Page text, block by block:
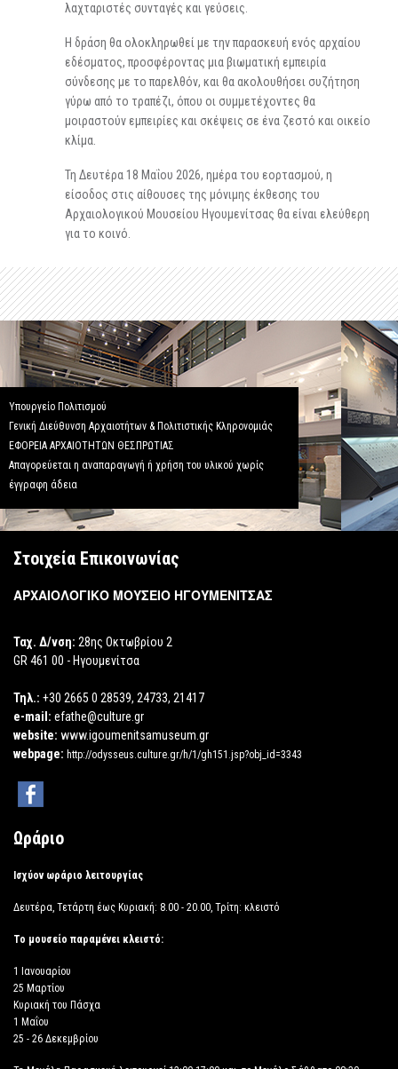
λαχταριστές συνταγές και γεύσεις.
Η δράση θα ολοκληρωθεί με την παρασκευή ενός αρχαίου
εδέσματος, προσφέροντας μια βιωματική εμπειρία
σύνδεσης με το παρελθόν, και θα ακολουθήσει συζήτηση
γύρω από το τραπέζι, όπου οι συμμετέχοντες θα
μοιραστούν εμπειρίες και σκέψεις σε ένα ζεστό και οικείο
κλίμα.
Τη Δευτέρα 18 Μαΐου 2026, ημέρα του εορτασμού, η
είσοδος στις αίθουσες της μόνιμης έκθεσης του
Αρχαιολογικού Μουσείου Ηγουμενίτσας θα είναι ελεύθερη
για το κοινό.
Υπουργείο Πολιτισμού
Γενική Διεύθυνση Αρχαιοτήτων & Πολιτιστικής Κληρονομιάς
ΕΦΟΡΕΙΑ ΑΡΧΑΙΟΤΗΤΩΝ ΘΕΣΠΡΩΤΙΑΣ
Απαγορεύεται η αναπαραγωγή ή χρήση του υλικού χωρίς
έγγραφη άδεια
Στοιχεία Επικοινωνίας
ΑΡΧΑΙΟΛΟΓΙΚΟ ΜΟΥΣΕΙΟ ΗΓΟΥΜΕΝΙΤΣΑΣ
Ταχ. Δ/νση: 28ης Οκτωβρίου 2
GR 461 00 - Ηγουμενίτσα
Τηλ.: +30 2665 0 28539, 24733, 21417
e-mail: efathe@culture.gr
website: www.igoumenitsamuseum.gr
webpage: http://odysseus.culture.gr/h/1/gh151.jsp?obj_id=3343
Ωράριο
Ισχύον ωράριο λειτουργίας
Δευτέρα, Τετάρτη έως Κυριακή: 8.00 - 20.00, Τρίτη: κλειστό
Το μουσείο παραμένει κλειστό:
1 Ιανουαρίου
25 Μαρτίου
Κυριακή του Πάσχα
1 Μαΐου
25 - 26 Δεκεμβρίου